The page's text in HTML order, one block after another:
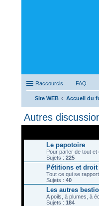
Raccourcis FAQ
Site WEB
Accueil du
Autres
Le papotoire
Pour parler de tout et
Sujets : 225
Pétitions et
Tout ce qui se
Sujets : 40
Les autres
A poils, à plumes, à
Sujets : 184